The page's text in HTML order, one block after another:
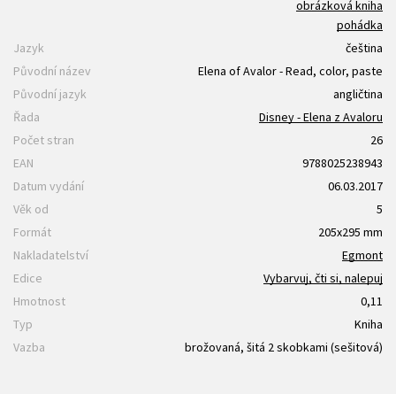
obrázková kniha
pohádka
Jazyk
čeština
Původní název
Elena of Avalor - Read, color, paste
Původní jazyk
angličtina
Řada
Disney - Elena z Avaloru
Počet stran
26
EAN
9788025238943
Datum vydání
06.03.2017
Věk od
5
Formát
205x295 mm
Nakladatelství
Egmont
Edice
Vybarvuj, čti si, nalepuj
Hmotnost
0,11
Typ
Kniha
Vazba
brožovaná, šitá 2 skobkami (sešitová)